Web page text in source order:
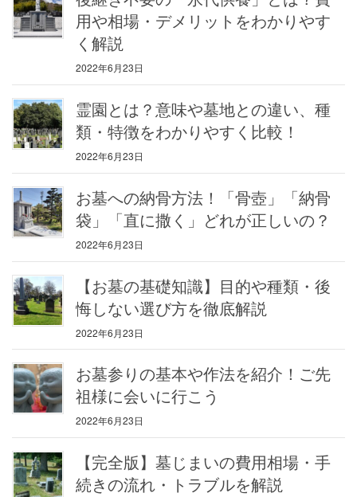
用や相場・デメリットをわかりやす
く解説
2022年6月23日
霊園とは？意味や墓地との違い、種
類・特徴をわかりやすく比較！
2022年6月23日
お墓への納骨方法！「骨壺」「納骨
袋」「直に撒く」どれが正しいの？
2022年6月23日
【お墓の基礎知識】目的や種類・後
悔しない選び方を徹底解説
2022年6月23日
お墓参りの基本や作法を紹介！ご先
祖様に会いに行こう
2022年6月23日
【完全版】墓じまいの費用相場・手
続きの流れ・トラブルを解説